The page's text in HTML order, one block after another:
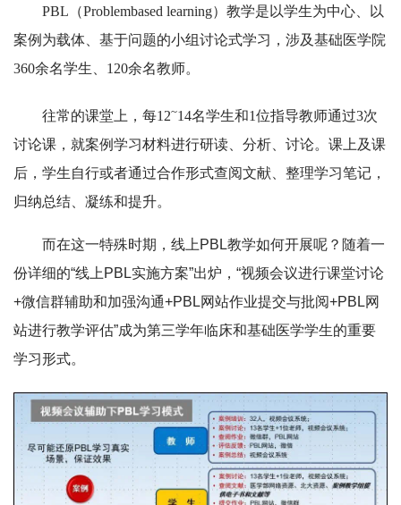
PBL（Problembased learning）教学是以学生为中心、以
案例为载体、基于问题的小组讨论式学习，涉及基础医学院
360余名学生、120余名教师。
往常的课堂上，每12~14名学生和1位指导教师通过3次
讨论课，就案例学习材料进行研读、分析、讨论。课上及课
后，学生自行或者通过合作形式查阅文献、整理学习笔记，
归纳总结、凝练和提升。
而在这一特殊时期，线上PBL教学如何开展呢？随着一
份详细的“线上PBL实施方案”出炉，“视频会议进行课堂讨论
+微信群辅助和加强沟通+PBL网站作业提交与批阅+PBL网
站进行教学评估”成为第三学年临床和基础医学学生的重要
学习形式。